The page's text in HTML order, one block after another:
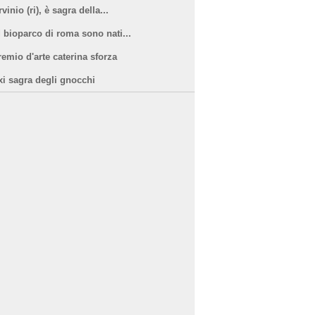
(ri), è sagra della...
bioparco di roma sono nati...
d'arte caterina sforza
sagra degli gnocchi